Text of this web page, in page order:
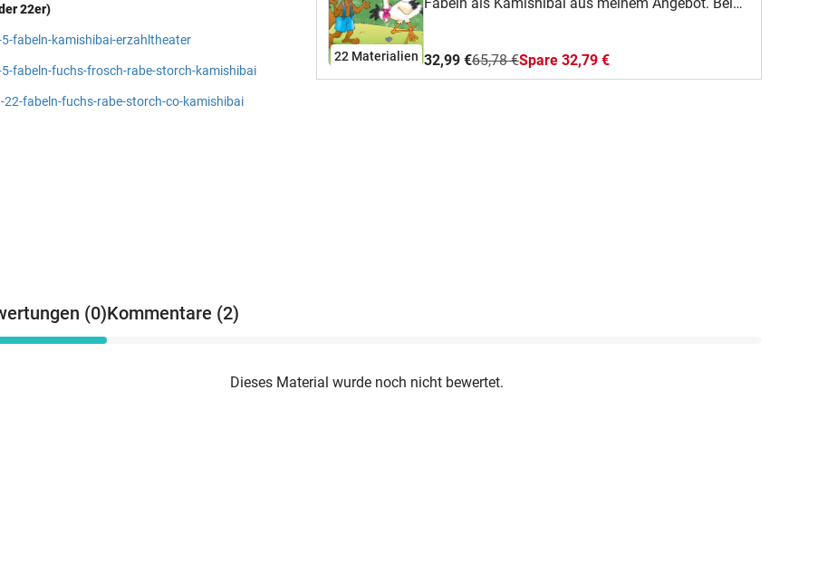
22er)
fabeln-kamishibai-erzahltheater
fabeln-fuchs-frosch-rabe-storch-kamishibai
fabeln-fuchs-rabe-storch-co-kamishibai
22 Materialien 32,99 €65,78 €Spare 32,79 €
(0)Kommentare (2)
Dieses Material wurde noch nicht bewertet.